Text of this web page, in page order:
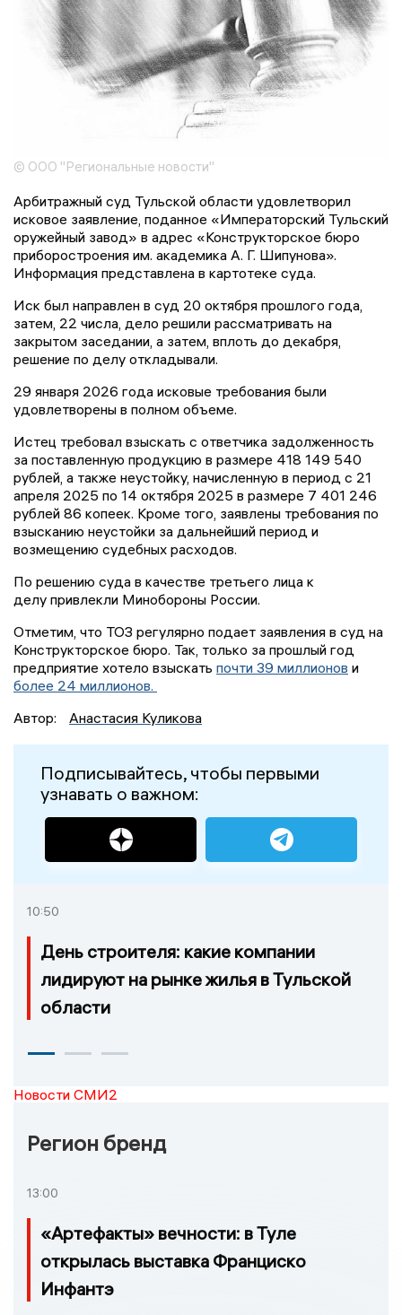
© ООО "Региональные новости"
Арбитражный суд Тульской области удовлетворил
исковое заявление, поданное «Императорский Тульский
оружейный завод» в адрес «Конструкторское бюро
приборостроения им. академика А. Г. Шипунова».
Информация представлена в картотеке суда.
Иск был направлен в суд 20 октября прошлого года,
затем, 22 числа, дело решили рассматривать на
закрытом заседании, а затем, вплоть до декабря,
решение по делу откладывали.
29 января 2026 года исковые требования были
удовлетворены в полном объеме.
Истец требовал взыскать с ответчика задолженность
за поставленную продукцию в размере 418 149 540
рублей, а также неустойку, начисленную в период с 21
апреля 2025 по 14 октября 2025 в размере 7 401 246
рублей 86 копеек. Кроме того, заявлены требования по
взысканию неустойки за дальнейший период и
возмещению судебных расходов.
По решению суда в качестве третьего лица к
делу привлекли Минобороны России.
Отметим, что ТОЗ регулярно подает заявления в суд на
Конструкторское бюро. Так, только за прошлый год
предприятие хотело взыскать почти 39 миллионов и
более 24 миллионов.
Автор:
Анастасия Куликова
Подписывайтесь, чтобы первыми
узнавать о важном:
10:50
День строителя: какие компании
лидируют на рынке жилья в Тульской
области
Новости СМИ2
Регион бренд
13:00
«Артефакты» вечности: в Туле
открылась выставка Франциско
Инфантэ